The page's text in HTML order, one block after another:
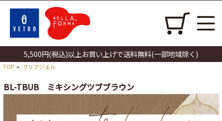
5,500円(税込)以上お買い上げで送料無料(一部地域除く)
TOP > クリアジェル
BL-TBUB ミキシングツブブラウン